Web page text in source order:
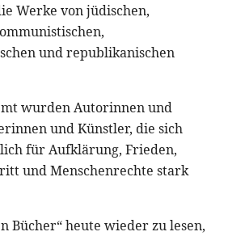
Werke von jüdischen,
und republikanischen
wurden Autorinnen und
und Künstler, die sich
für Aufklärung, Frieden,
und Menschenrechte stark
Bücher“ heute wieder zu lesen,